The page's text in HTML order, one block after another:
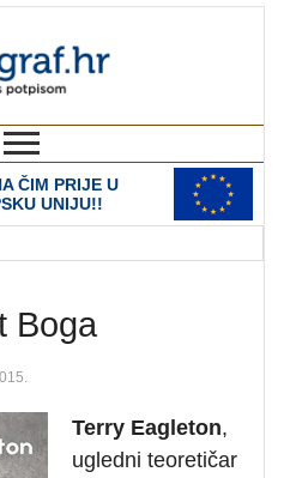
ČIM PRIJE U
UNIJU!!
Boga
Terry Eagleton,
ugledni teoretičar